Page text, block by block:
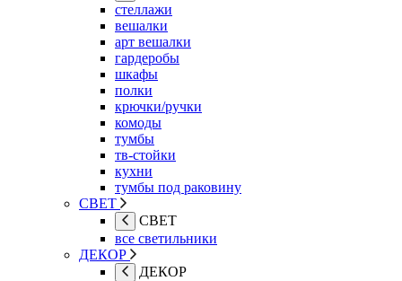
стеллажи
вешалки
арт вешалки
гардеробы
шкафы
полки
крючки/ручки
комоды
тумбы
тв-стойки
кухни
тумбы под раковину
СВЕТ
СВЕТ
все светильники
ДЕКОР
ДЕКОР